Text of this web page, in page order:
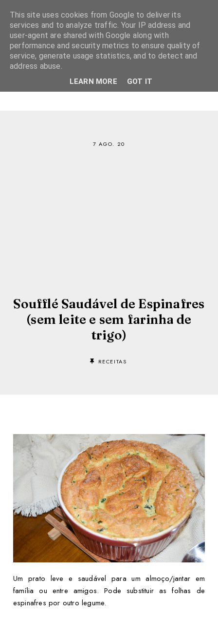
7 AGO. 20
Soufflé Saudável de Espinafres
(sem leite e sem farinha de
trigo)
RECEITAS
Um prato leve e saudável para um almoço/jantar em
família ou entre amigos. Pode substituir as folhas de
espinafres por outro legume.
This site uses cookies from Google to deliver its
services and to analyze traffic. Your IP address and
user-agent are shared with Google along with
performance and security metrics to ensure quality of
service, generate usage statistics, and to detect and
address abuse.
LEARN MORE GOT IT